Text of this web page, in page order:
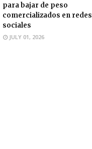
para bajar de peso
comercializados en redes
sociales
JULY 01, 2026